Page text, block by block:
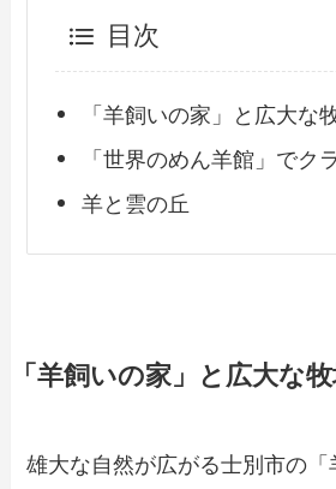
目次
「羊飼いの家」と広大な
「世界のめん羊館」でク
羊と雲の丘
「羊飼いの家」と広大な
雄大な自然が広がる士別市の「